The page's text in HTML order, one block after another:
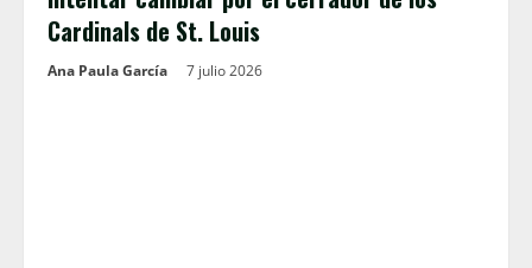
Cardinals de St. Louis
Ana Paula García 7 julio 2026